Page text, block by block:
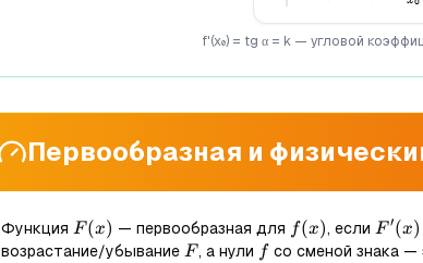
f'(x₀) = tg α = k — угловой
Первообразная и
Функция F(x)
F(x) — первообразная для f(x)
f(x), если F ′(x)
возрастание/убывание F
F, а нули ff со сменой знака —